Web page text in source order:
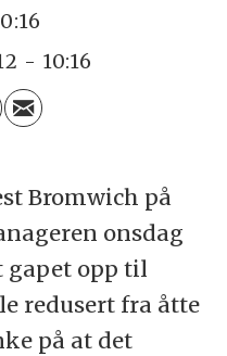
- 10:16
Bromwich på
onsdag
gapet opp til
redusert fra åtte
på at det